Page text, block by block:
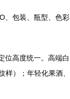
、包装、瓶型、色彩
位高度统一。高端白
）；年轻化果酒、